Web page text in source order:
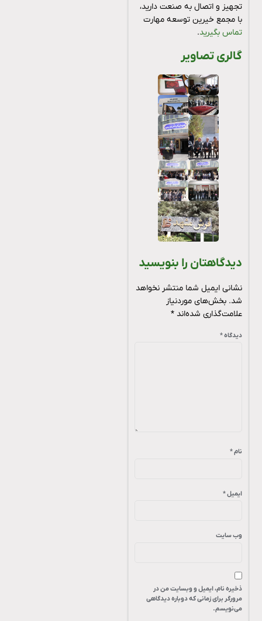
تجهیز و اتصال به صنعت دارید،
با مجمع خیرین توسعه مهارت
تماس بگیرید.
گالری تصاویر
دیدگاهتان را بنویسید
نشانی ایمیل شما منتشر نخواهد
بخش‌های موردنیاز
علامت‌گذاری شده‌اند*
دیدگاه*
ایمیل*
وب‌ سایت
ذخیره نام، ایمیل و وبسایت من در
مرورگر برای زمانی که دوباره دیدگاهی
می‌نویسم.